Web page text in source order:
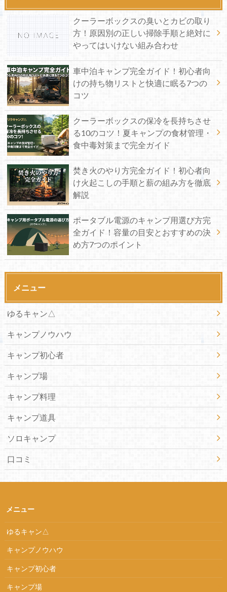
クーラーボックスの臭いとカビの取り
方！原因別の正しい掃除手順と絶対に
やってはいけない組み合わせ
車中泊キャンプ完全ガイド！初心者向
けの持ち物リストと快適に眠る7つの
コツ
クーラーボックスの保冷を長持ちさせ
る10のコツ！夏キャンプの食材管理・
食中毒対策まで完全ガイド
焚き火のやり方完全ガイド！初心者向
け火起こしの手順と薪の組み方を徹底
解説
ポータブル電源のキャンプ用選び方完
全ガイド！容量の目安とおすすめの決
め方7つのポイント
メニュー
ゆるキャン△
キャンプノウハウ
キャンプ初心者
キャンプ場
キャンプ料理
キャンプ道具
ソロキャンプ
口コミ
メニュー
ゆるキャン△
キャンプノウハウ
キャンプ初心者
キャンプ場